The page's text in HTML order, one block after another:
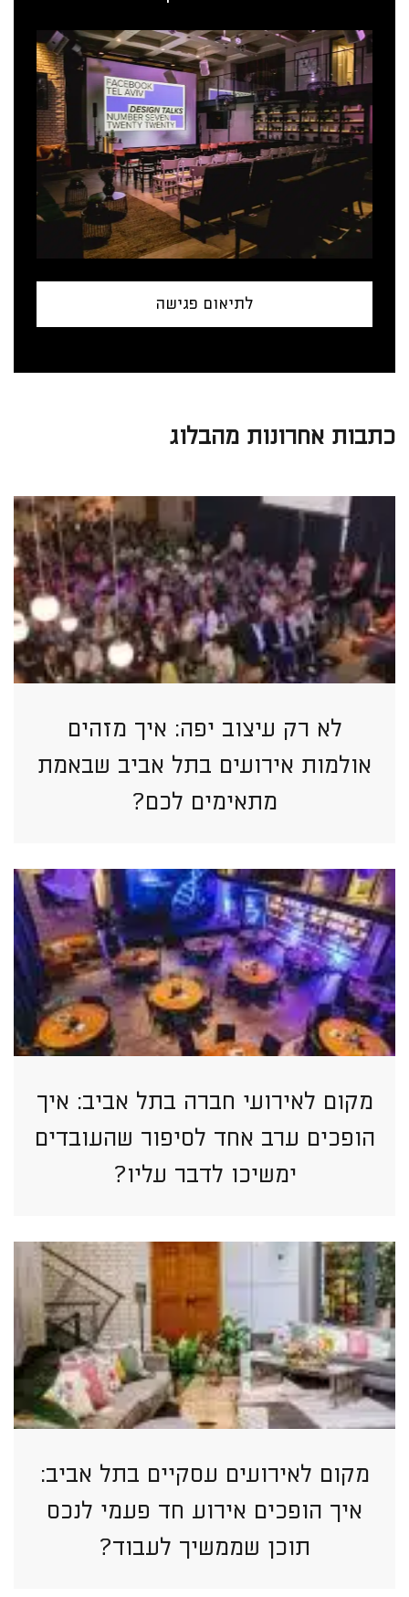
לתיאום פגישה
כתבות אחרונות מהבלוג
לא רק עיצוב יפה: איך מזהים
אולמות אירועים בתל אביב שבאמת
מתאימים לכם?
מקום לאירועי חברה בתל אביב: איך
הופכים ערב אחד לסיפור שהעובדים
ימשיכו לדבר עליו?
מקום לאירועים עסקיים בתל אביב:
איך הופכים אירוע חד פעמי לנכס
תוכן שממשיך לעבוד?